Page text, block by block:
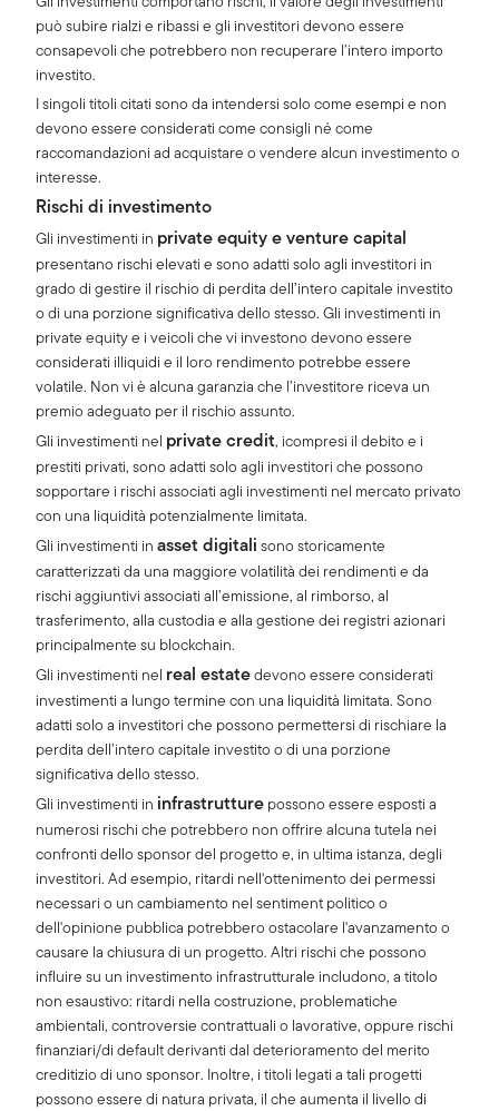
può subire rialzi e ribassi e gli investitori devono essere
consapevoli che potrebbero non recuperare l’intero importo
investito.
I singoli titoli citati sono da intendersi solo come esempi e non
devono essere considerati come consigli né come
raccomandazioni ad acquistare o vendere alcun investimento o
interesse.
Rischi di investimento
Gli investimenti in private equity e venture capital
presentano rischi elevati e sono adatti solo agli investitori in
grado di gestire il rischio di perdita dell’intero capitale investito
o di una porzione significativa dello stesso. Gli investimenti in
private equity e i veicoli che vi investono devono essere
considerati illiquidi e il loro rendimento potrebbe essere
volatile. Non vi è alcuna garanzia che l’investitore riceva un
premio adeguato per il rischio assunto.
Gli investimenti nel private credit, icompresi il debito e i
prestiti privati, sono adatti solo agli investitori che possono
sopportare i rischi associati agli investimenti nel mercato privato
con una liquidità potenzialmente limitata.
Gli investimenti in asset digitali sono storicamente
caratterizzati da una maggiore volatilità dei rendimenti e da
rischi aggiuntivi associati all’emissione, al rimborso, al
trasferimento, alla custodia e alla gestione dei registri azionari
principalmente su blockchain.
Gli investimenti nel real estatedevono essere considerati
investimenti a lungo termine con una liquidità limitata. Sono
adatti solo a investitori che possono permettersi di rischiare la
perdita dell’intero capitale investito o di una porzione
significativa dello stesso.
Gli investimenti in infrastrutture possono essere esposti a
numerosi rischi che potrebbero non offrire alcuna tutela nei
confronti dello sponsor del progetto e, in ultima istanza, degli
investitori. Ad esempio, ritardi nell'ottenimento dei permessi
necessari o un cambiamento nel sentiment politico o
dell'opinione pubblica potrebbero ostacolare l'avanzamento o
causare la chiusura di un progetto. Altri rischi che possono
influire su un investimento infrastrutturale includono, a titolo
non esaustivo: ritardi nella costruzione, problematiche
ambientali, controversie contrattuali o lavorative, oppure rischi
finanziari/di default derivanti dal deterioramento del merito
creditizio di uno sponsor. Inoltre, i titoli legati a tali progetti
possono essere di natura privata, il che aumenta il livello di